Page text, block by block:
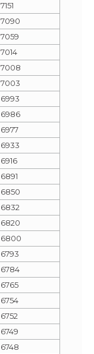
7151
7090
7059
7014
7008
7003
6993
6986
6977
6933
6916
6891
6850
6832
6820
6800
6793
6784
6765
6754
6752
6749
6748